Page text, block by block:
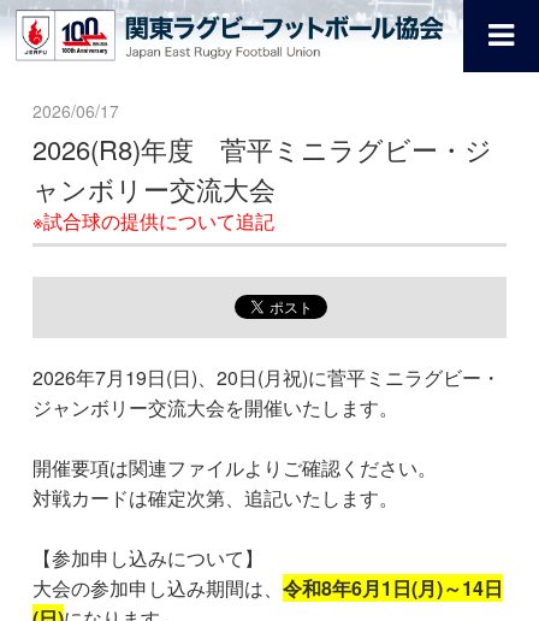
2026/06/17
2026(R8)年度 菅平ミニラグビー・ジ
ャンボリー交流大会
※試合球の提供について追記
2026年7月19日(日)、20日(月祝)に菅平ミニラグビー・
ジャンボリー交流大会を開催いたします。
開催要項は関連ファイルよりご確認ください。
対戦カードは確定次第、追記いたします。
【参加申し込みについて】
大会の参加申し込み期間は、 令和8年6月1日(月)～14日